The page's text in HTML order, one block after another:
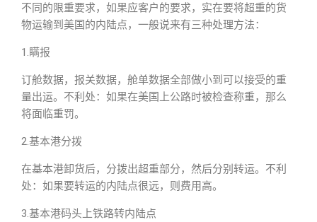
不同的限重要求，如果应客户的要求，实在要将超重的货
物运输到美国的内陆点，一般说来有三种处理方法：
1.瞒报
订舱数据，报关数据，舱单数据全部做小到可以接受的重
量出运。不利处：如果在美国上公路时被检查称重，那么
将面临重罚。
2.基本港分拨
在基本港卸货后，分拨出超重部分，然后分别转运。不利
处：如果要转运的内陆点很远，则费用高。
3.基本港码头上铁路转内陆点